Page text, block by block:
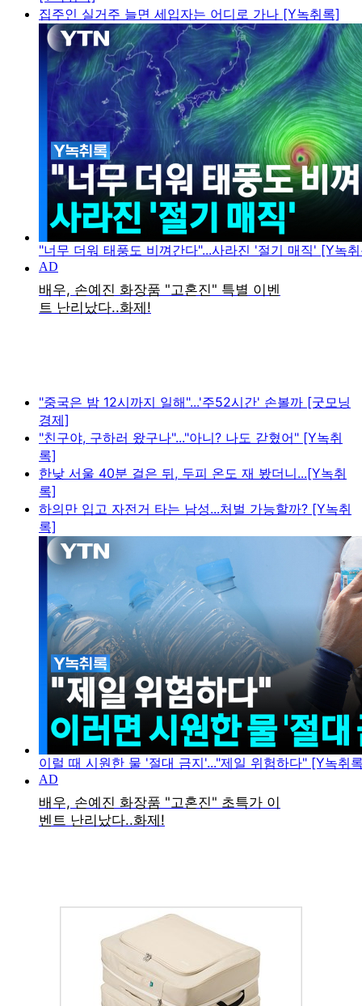
집주인 실거주 늘면 세입자는 어디로 가나 [Y녹취록]
"너무 더워 태풍도 비껴간다"...사라진 '절기 매직' [Y녹
"중국은 밤 12시까지 일해"...'주52시간' 손볼까 [굿모닝
경제]
"친구야, 구하러 왔구나"..."아니? 나도 갇혔어" [Y녹취
록]
한낮 서울 40분 걸은 뒤, 두피 온도 재 봤더니...[Y녹취
록]
하의만 입고 자전거 타는 남성...처벌 가능할까? [Y녹취
록]
이럴 때 시원한 물 '절대 금지'..."제일 위험하다" [Y녹취